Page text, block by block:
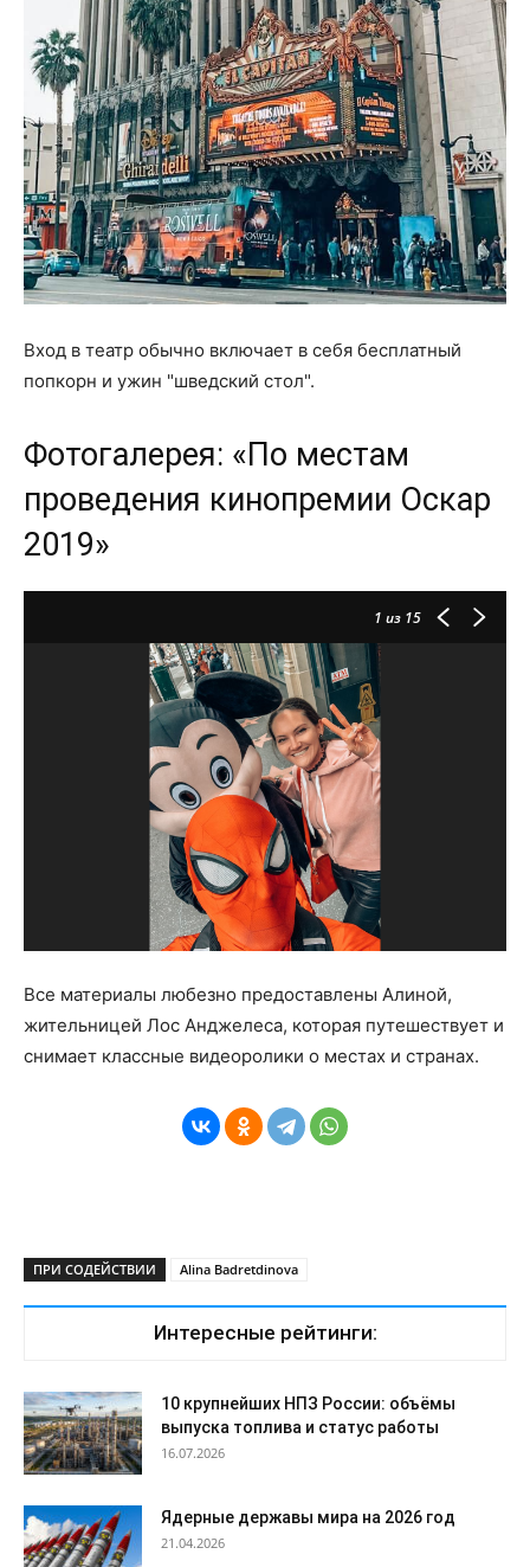
Вход в театр обычно включает в себя бесплатный
попкорн и ужин "шведский стол".
Фотогалерея: «По местам
проведения кинопремии Оскар
2019»
1 из 15
Все материалы любезно предоставлены Алиной,
жительницей Лос Анджелеса, которая путешествует и
снимает классные видеоролики о местах и странах.
ПРИ СОДЕЙСТВИИ Alina Badretdinova
Интересные рейтинги:
10 крупнейших НПЗ России: объёмы
выпуска топлива и статус работы
16.07.2026
Ядерные державы мира на 2026 год
21.04.2026